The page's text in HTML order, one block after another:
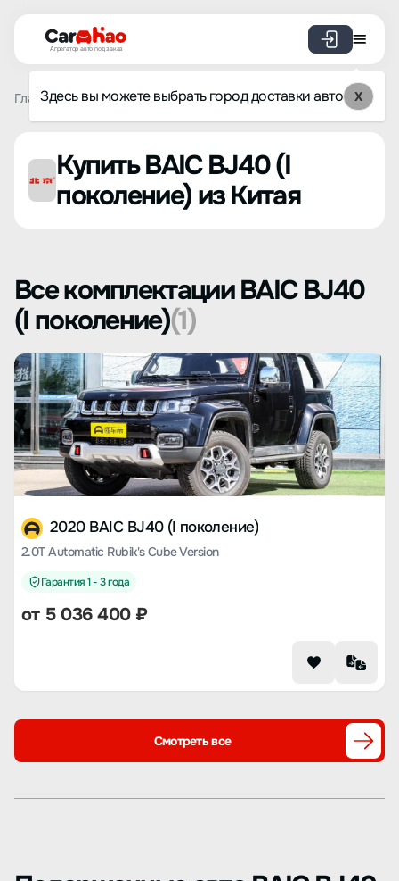
Агрегатор авто под заказ
Здесь вы можете выбрать город доставки авто X
Главная Список брендов BAIC BJ40 (I поколение)
Купить BAIC BJ40 (I
поколение) из Китая
Все комплектации BAIC BJ40
(I поколение)(1)
2020 BAIC BJ40 (I поколение)
2.0T Automatic Rubik's Cube Version
Гарантия 1 - 3 года
от 5 036 400 ₽
Смотреть все